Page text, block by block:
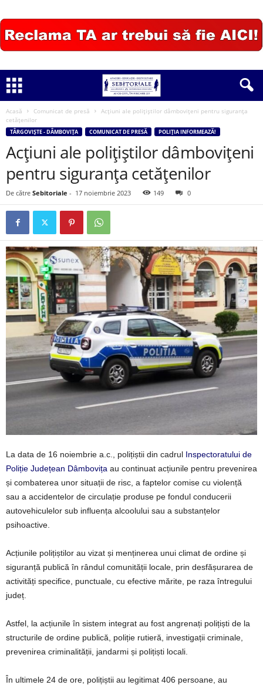
Acasă Comunicat de presă
Acțiuni ale polițiștilor dâmbovițeni pentru siguranța
cetățenilor
TÂRGOVIȘTE - DÂMBOVIȚA COMUNICAT DE PRESĂ POLIȚIA INFORMEAZĂ!
Acțiuni ale polițiștilor dâmbovițeni
pentru siguranța cetățenilor
De către Sebitoriale - 17 noiembrie 2023 149 0
La data de 16 noiembrie a.c., polițiștii din cadrul Inspectoratului de
Poliție Județean Dâmbovița au continuat acțiunile pentru prevenirea
și combaterea unor situații de risc, a faptelor comise cu violență
sau a accidentelor de circulație produse pe fondul conducerii
autovehiculelor sub influența alcoolului sau a substanțelor
psihoactive.
Acțiunile polițiștilor au vizat și menținerea unui climat de ordine și
siguranță publică în rândul comunității locale, prin desfășurarea de
activități specifice, punctuale, cu efective mărite, pe raza întregului
județ.
Astfel, la acțiunile în sistem integrat au fost angrenați polițiști de la
structurile de ordine publică, poliție rutieră, investigații criminale,
prevenirea criminalității, jandarmi și polițiști locali.
În ultimele 24 de ore, polițiștii au legitimat 406 persoane, au